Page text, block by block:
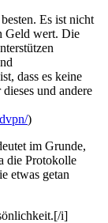
Es ist nicht
Geld wert. Die
dass es keine
und andere
)
im Grunde,
die Protokolle
etwas getan
i]